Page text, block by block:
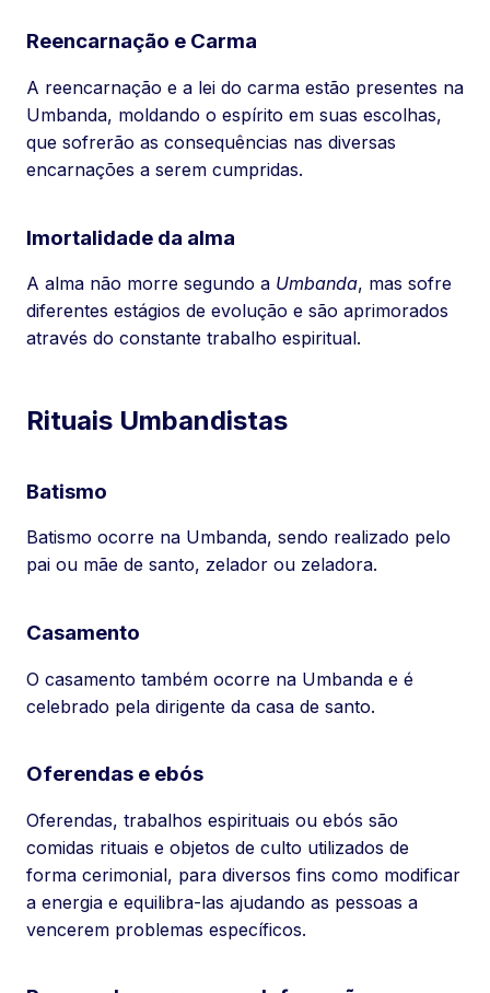
Reencarnação e Carma
A reencarnação e a lei do carma estão presentes na
Umbanda, moldando o espírito em suas escolhas,
que sofrerão as consequências nas diversas
encarnações a serem cumpridas.
Imortalidade da alma
A alma não morre segundo a Umbanda, mas sofre
diferentes estágios de evolução e são aprimorados
através do constante trabalho espiritual.
Rituais Umbandistas
Batismo
Batismo ocorre na Umbanda, sendo realizado pelo
pai ou mãe de santo, zelador ou zeladora.
Casamento
O casamento também ocorre na Umbanda e é
celebrado pela dirigente da casa de santo.
Oferendas e ebós
Oferendas, trabalhos espirituais ou ebós são
comidas rituais e objetos de culto utilizados de
forma cerimonial, para diversos fins como modificar
a energia e equilibra-las ajudando as pessoas a
vencerem problemas específicos.